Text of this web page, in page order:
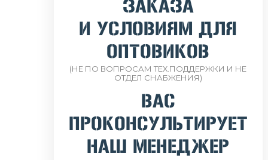
ЗАКАЗА
И УСЛОВИЯМ ДЛЯ
ОПТОВИКОВ
(НЕ ПО ВОПРОСАМ ТЕХ.ПОДДЕРЖКИ И НЕ
ОТДЕЛ СНАБЖЕНИЯ)
ВАС
ПРОКОНСУЛЬТИРУЕТ
НАШ МЕНЕДЖЕР